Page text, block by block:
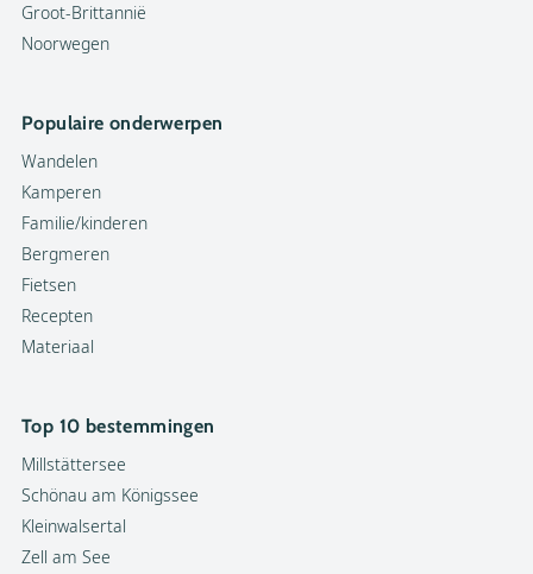
Groot-Brittannië
Noorwegen
Populaire onderwerpen
Wandelen
Kamperen
Familie/kinderen
Bergmeren
Fietsen
Recepten
Materiaal
Top 10 bestemmingen
Millstättersee
Schönau am Königssee
Kleinwalsertal
Zell am See